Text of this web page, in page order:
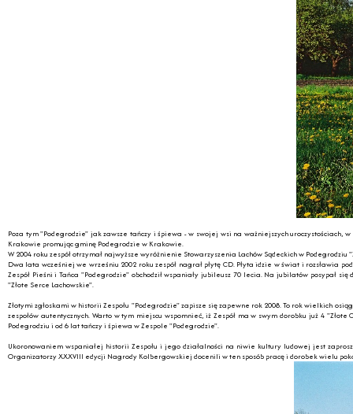
Poza tym "Podegrodzie" jak zawsze tańczy i śpiewa - w swojej wsi na ważniejszych
Krakowie promując gminę Podegrodzie w Krakowie.
W 2004 roku zespół otrzymał najwyższe wyróżnienie Stowarzyszenia Lachów Sądeckich w
Dwa lata wcześniej we wrześniu 2002 roku zespół nagrał płytę CD. Płyta idzie w świat i rozsławia
Zespół Pieśni i Tańca "Podegrodzie" obchodził wspaniały jubileusz 70 lecia. Na jubilatów posypał
"Złote Serce Lachowskie".
Złotymi zgłoskami w historii Zespołu "Podegrodzie" zapisze się zapewne rok 2008. To rok wielkich
zespołów autentycznych. Warto w tym miejscu wspomnieć, iż Zespół ma w swym dorobku już 4
Podegrodziu i od 6 lat tańczy i śpiewa w Zespole "Podegrodzie".
Ukoronowaniem wspaniałej historii Zespołu i jego działalności na niwie kultury ludowej jest
Organizatorzy XXXVIII edycji Nagrody Kolbergowskiej docenili w ten sposób pracę i dorobek wielu